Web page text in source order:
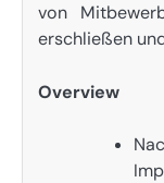
von
erschließen
Overview